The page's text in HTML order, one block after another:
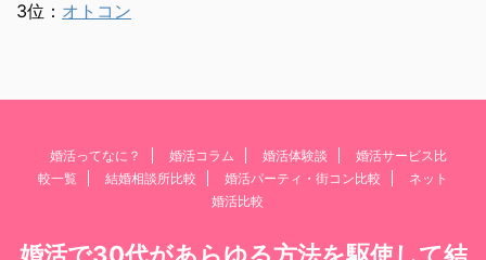
3位： オトコン
婚活ってなに？ 婚活コラム 婚活体験談
婚活サービス比
較一覧
結婚相談所比較 婚活パーティ・街コン比較
ネット
婚活比較
婚活で30代があらゆる方法を駆使して結